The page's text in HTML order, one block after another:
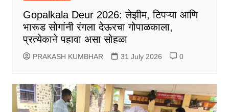
Gopalkala Deur 2026: लेझीम, टिपऱ्या आणि
भारूड सोगांनी रंगला देऊरचा गोपाळकाला,
प्रत्येकाने पहावा असा सोहळा
PRAKASH KUMBHAR 31 July 2026 0